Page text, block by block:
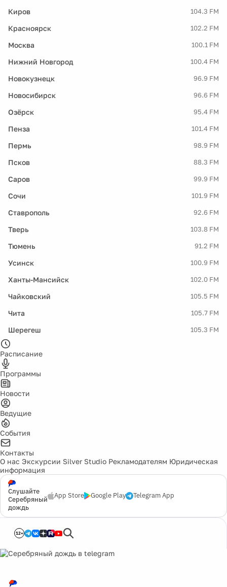
Киров 104.3 FM
Красноярск 102.2 FM
Москва 100.1 FM
Нижний Новгород 100.4 FM
Новокузнецк 96.9 FM
Новосибирск 96.6 FM
Озёрск 95.4 FM
Пенза 101.4 FM
Пермь 98.9 FM
Псков 88.3 FM
Саров 99.9 FM
Сочи 101.9 FM
Ставрополь 92.6 FM
Тверь 103.8 FM
Тюмень 91.2 FM
Усинск 100.9 FM
Ханты-Мансийск 102.0 FM
Чайковский 105.5 FM
Чита 105.7 FM
Шерегеш 105.3 FM
Расписание
Программы
Новости
Ведущие
События
Контакты
О нас Экскурсии Silver Studio Рекламодателям Юридическая
информация
Слушайте
Серебряный
дождь
App Store Google Play Telegram App
12+